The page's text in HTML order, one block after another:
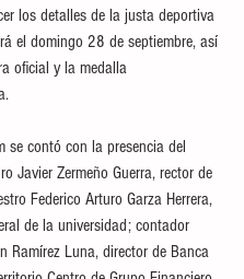
los detalles de la justa deportiva
el domingo 28 de septiembre, así
oficial y la medalla
se contó con la presencia del
Javier Zermeño Guerra, rector de
Federico Arturo Garza Herrera,
de la universidad; contador
Ramírez Luna, director de Banca